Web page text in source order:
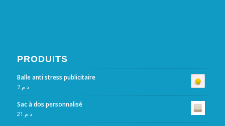
PRODUITS
Balle anti stress publicitaire
د.م.7
Sac à dos personnalisé
د.م. 21